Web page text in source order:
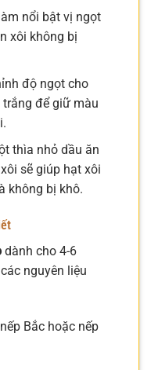
nổi bật vị ngọt
xôi không bị
độ ngọt cho
để giữ màu
thìa nhỏ dầu ăn
sẽ giúp hạt xôi
không bị khô.
dành cho 4-6
nguyên liệu
Bắc hoặc nếp